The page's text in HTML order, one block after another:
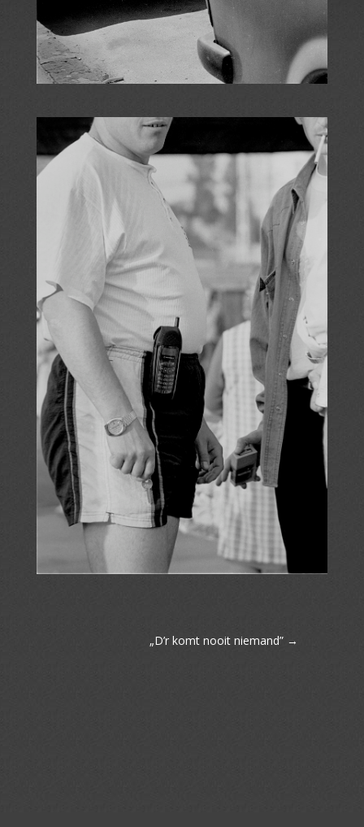
„D’r komt nooit niemand” →